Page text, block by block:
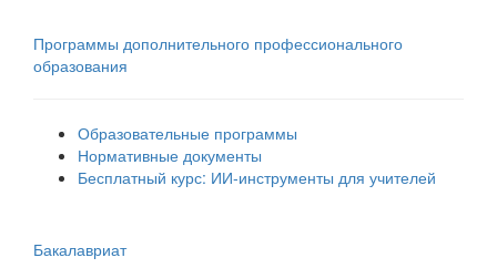
Программы дополнительного профессионального
образования
Образовательные программы
Нормативные документы
Бесплатный курс: ИИ‑инструменты для учителей
Бакалавриат